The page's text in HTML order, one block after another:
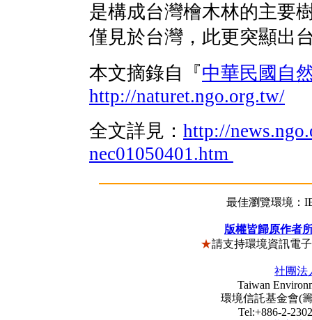
是構成台灣檜木林的主要
僅見於台灣，此更突顯出
本文摘錄自『中華民國自
http://naturet.ngo.org.tw/
全文詳見： http://
nec01050401.htm
最佳瀏覽環境：
版權皆歸原作者
★請支持環境資訊電
社團法
Taiwan
環境信託基金會(籌
Tel:+886-2-